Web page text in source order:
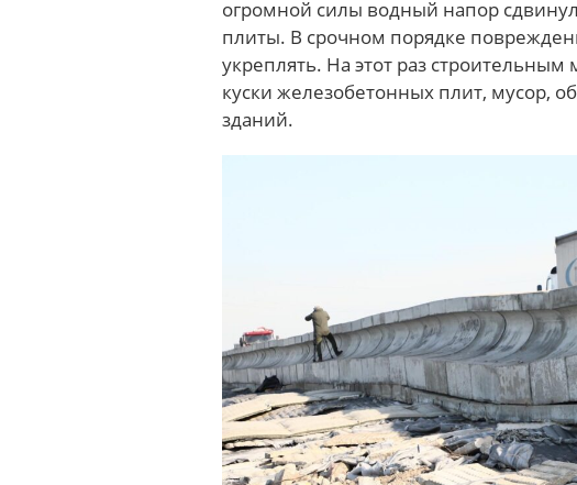
огромной силы водный напор
плиты. В срочном порядке
укреплять. На этот раз
куски железобетонных плит, мусор,
зданий.